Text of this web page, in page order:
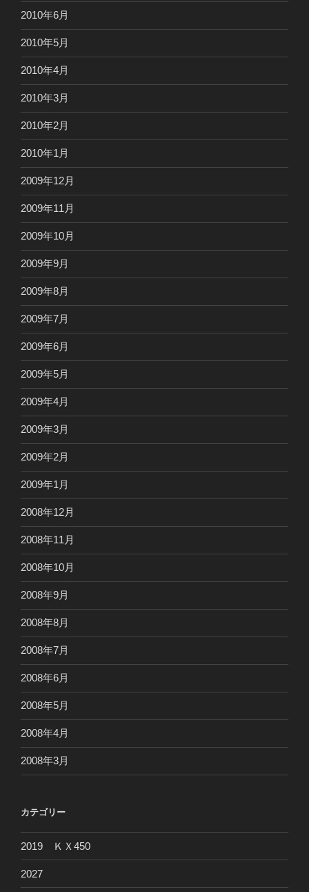
2010年6月
2010年5月
2010年4月
2010年3月
2010年2月
2010年1月
2009年12月
2009年11月
2009年10月
2009年9月
2009年8月
2009年7月
2009年6月
2009年5月
2009年4月
2009年3月
2009年2月
2009年1月
2008年12月
2008年11月
2008年10月
2008年9月
2008年8月
2008年7月
2008年6月
2008年5月
2008年4月
2008年3月
カテゴリー
2019 ＫＸ450
2027